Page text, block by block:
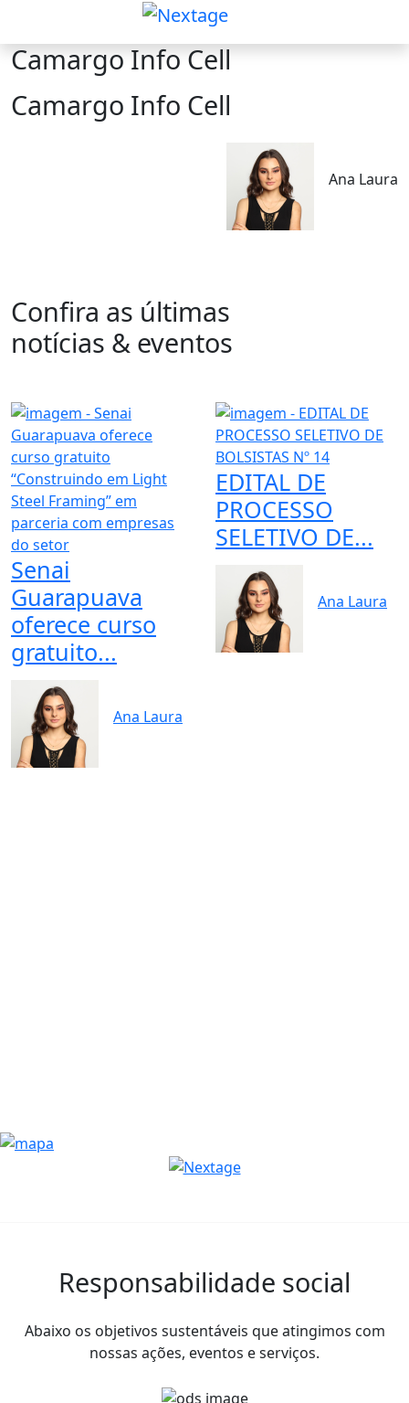
Camargo Info Cell
Camargo Info Cell
Ana Laura
Confira as últimas
notícias & eventos
Senai
Guarapuava
oferece curso
gratuito...
Ana Laura
EDITAL DE
PROCESSO
SELETIVO DE...
Ana Laura
Responsabilidade social
Abaixo os objetivos sustentáveis que atingimos com
nossas ações, eventos e serviços.